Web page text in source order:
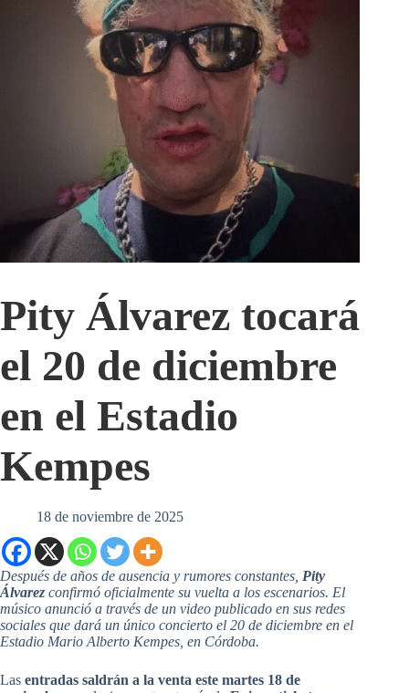
Pity Álvarez tocará
el 20 de diciembre
en el Estadio
Kempes
18 de noviembre de 2025
Después de años de ausencia y rumores constantes, Pity
Álvarez confirmó oficialmente su vuelta a los escenarios. El
músico anunció a través de un video publicado en sus redes
sociales que dará un único concierto el 20 de diciembre en el
Estadio Mario Alberto Kempes, en Córdoba.
Las entradas saldrán a la venta este martes 18 de